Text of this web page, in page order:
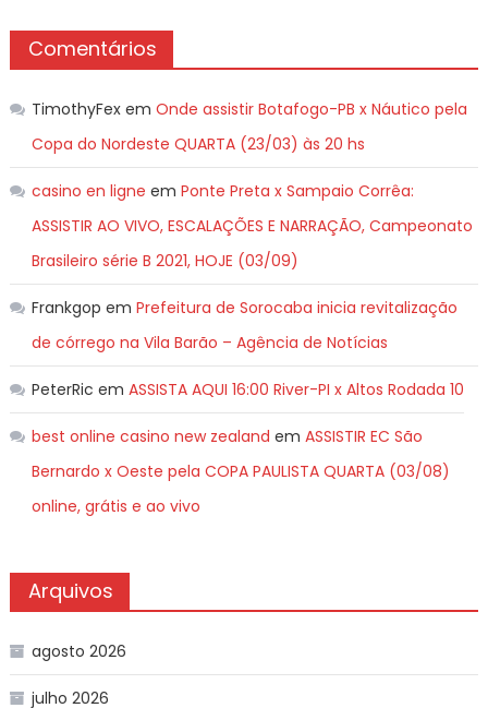
Comentários
TimothyFexem Onde assistir Botafogo-PB x Náutico pela
Copa do Nordeste QUARTA (23/03) às 20 hs
casino en ligne em Ponte Preta x Sampaio Corrêa:
ASSISTIR AO VIVO, ESCALAÇÕES E NARRAÇÃO, Campeonato
Brasileiro série B 2021, HOJE (03/09)
Frankgop em Prefeitura de Sorocaba inicia revitalização
de córrego na Vila Barão – Agência de Notícias
PeterRic em ASSISTA AQUI 16:00 River-PI x Altos Rodada 10
best online casino new zealand em ASSISTIR EC São
Bernardo x Oeste pela COPA PAULISTA QUARTA (03/08)
online, grátis e ao vivo
Arquivos
agosto 2026
julho 2026